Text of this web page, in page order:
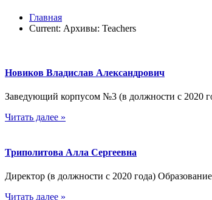
Главная
Current: Архивы: Teachers
Новиков Владислав Александрович
Заведующий корпусом №3 (в должности с 2020
Читать далее »
Триполитова Алла Сергеевна
Директор (в должности с 2020 года)
Читать далее »